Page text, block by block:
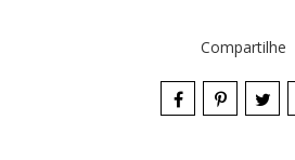
Compartilhe